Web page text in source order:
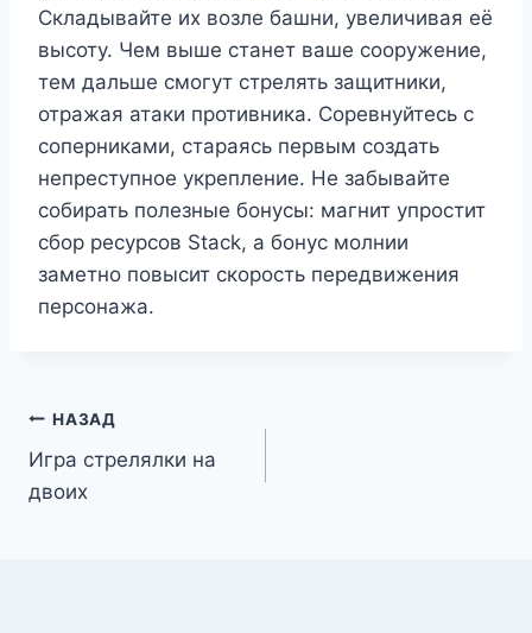
Складывайте их возле башни, увеличивая её
высоту. Чем выше станет ваше сооружение,
тем дальше смогут стрелять защитники,
отражая атаки противника. Соревнуйтесь с
соперниками, стараясь первым создать
непреступное укрепление. Не забывайте
собирать полезные бонусы: магнит упростит
сбор ресурсов Stack, а бонус молнии
заметно повысит скорость передвижения
персонажа.
Навигация
по
НАЗАД
Игра стрелялки на
двоих